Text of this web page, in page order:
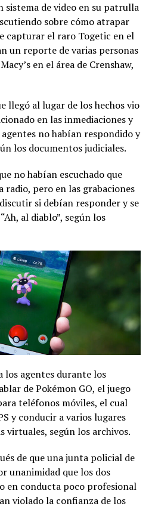
sistema de video en su patrulla
sobre cómo atrapar
capturar el raro Togetic en el
un reporte de varias personas
en el área de Crenshaw,
llegó al lugar de los hechos vio
en las inmediaciones y
no habían respondido y
los documentos judiciales.
no habían escuchado que
pero en las grabaciones
si debían responder y se
al diablo”, según los
los agentes durante los
de Pokémon GO, el juego
teléfonos móviles, el cual
y conducir a varios lugares
virtuales, según los archivos.
de que una junta policial de
unanimidad que los dos
en conducta poco profesional
violado la confianza de los